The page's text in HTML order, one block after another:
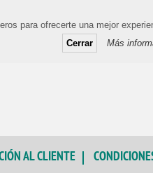
para ofrecerte una mejor
Cerrar
Más
AL CLIENTE